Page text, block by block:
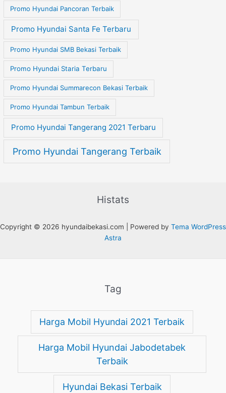
Promo Hyundai Pancoran Terbaik
Promo Hyundai Santa Fe Terbaru
Promo Hyundai SMB Bekasi Terbaik
Promo Hyundai Staria Terbaru
Promo Hyundai Summarecon Bekasi Terbaik
Promo Hyundai Tambun Terbaik
Promo Hyundai Tangerang 2021 Terbaru
Promo Hyundai Tangerang Terbaik
Histats
Copyright © 2026 hyundaibekasi.com | Powered by Tema WordPress
Astra
Tag
Harga Mobil Hyundai 2021 Terbaik
Harga Mobil Hyundai Jabodetabek
Terbaik
Hyundai Bekasi Terbaik